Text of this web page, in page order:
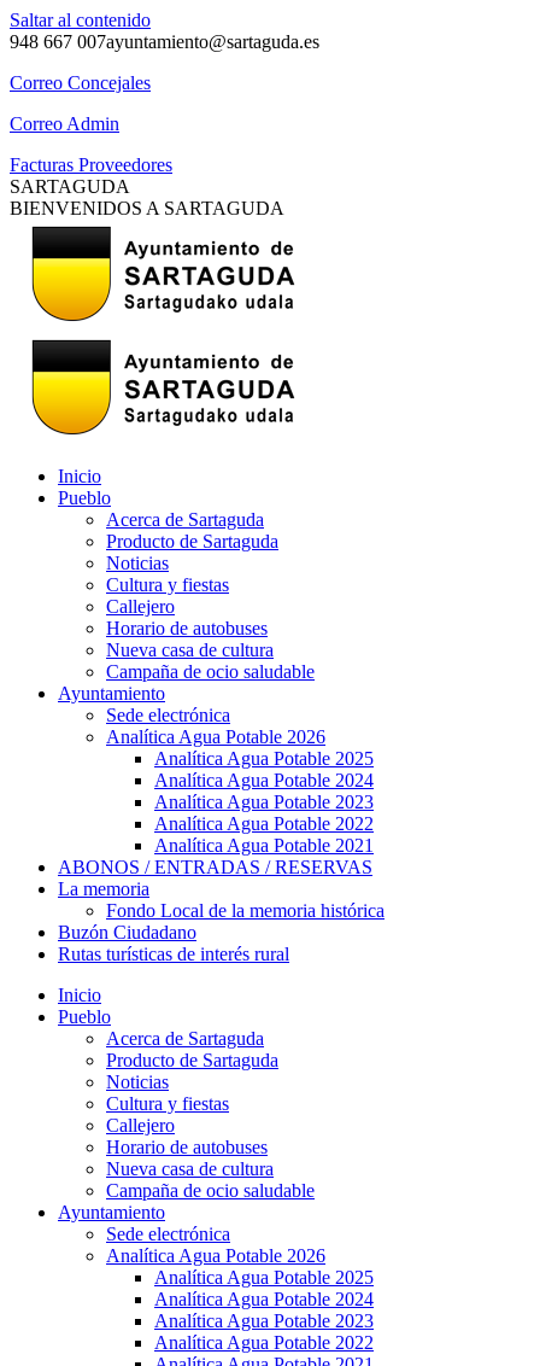
Saltar al contenido
948 667 007ayuntamiento@sartaguda.es
Correo Concejales
Correo Admin
Facturas Proveedores
SARTAGUDA
BIENVENIDOS A SARTAGUDA
Inicio
Pueblo
Acerca de Sartaguda
Producto de Sartaguda
Noticias
Cultura y fiestas
Callejero
Horario de autobuses
Nueva casa de cultura
Campaña de ocio saludable
Ayuntamiento
Sede electrónica
Analítica Agua Potable 2026
Analítica Agua Potable 2025
Analítica Agua Potable 2024
Analítica Agua Potable 2023
Analítica Agua Potable 2022
Analítica Agua Potable 2021
ABONOS / ENTRADAS / RESERVAS
La memoria
Fondo Local de la memoria histórica
Buzón Ciudadano
Rutas turísticas de interés rural
Inicio
Pueblo
Acerca de Sartaguda
Producto de Sartaguda
Noticias
Cultura y fiestas
Callejero
Horario de autobuses
Nueva casa de cultura
Campaña de ocio saludable
Ayuntamiento
Sede electrónica
Analítica Agua Potable 2026
Analítica Agua Potable 2025
Analítica Agua Potable 2024
Analítica Agua Potable 2023
Analítica Agua Potable 2022